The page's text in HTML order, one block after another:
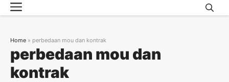
Skip
to
Menu
perbedaan mou dan
kontrak
Home » perbedaan mou dan kontrak